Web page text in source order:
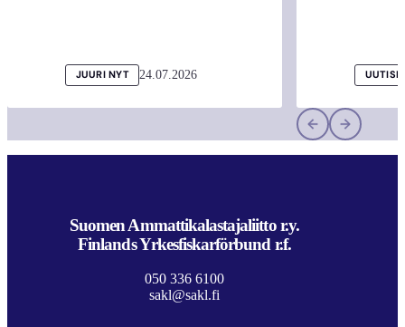
JUURI NYT 24.07.2026
Suomen Ammattikalastajaliitto r.y.
Finlands Yrkesfiskarförbund r.f.
050 336 6100
sakl@sakl.fi